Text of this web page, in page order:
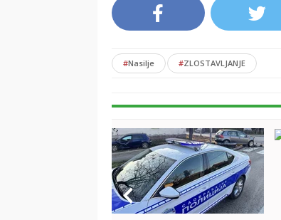
#Nasilje #ZLOSTAVLJANJE